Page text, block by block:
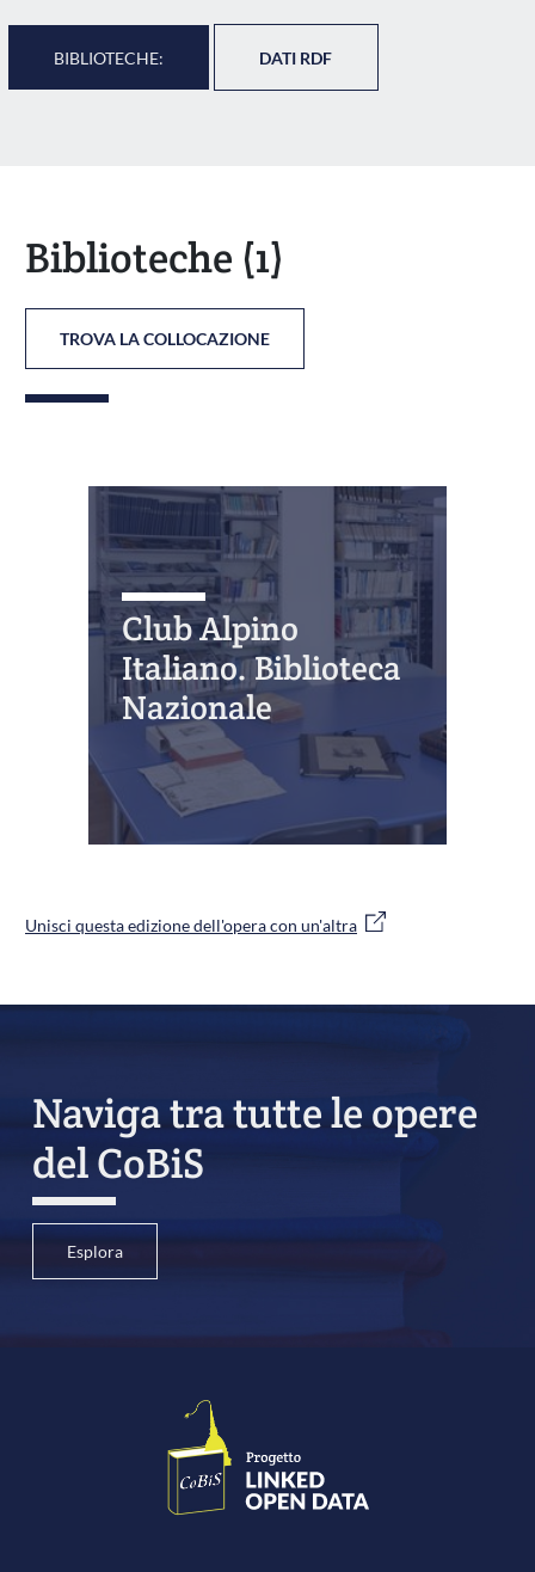
BIBLIOTECHE: DATI RDF
Biblioteche (1)
TROVA LA COLLOCAZIONE
Club Alpino
Italiano. Biblioteca
Nazionale
Unisci questa edizione dell'opera con un'altra
Naviga tra tutte le opere
del CoBiS
Esplora